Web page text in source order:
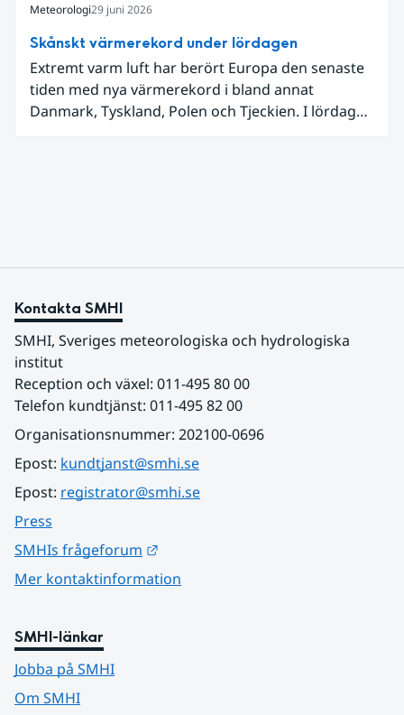
Meteorologi29 juni 2026
Skånskt värmerekord under lördagen
Extremt varm luft har berört Europa den senaste
tiden med nya värmerekord i bland annat
Danmark, Tyskland, Polen och Tjeckien. I lördags
Kontakta SMHI
SMHI, Sveriges meteorologiska och hydrologiska
institut
Reception och växel: 011-495 80 00
Telefon kundtjänst: 011-495 82 00
Organisationsnummer: 202100-0696
Epost: kundtjanst@smhi.se
Epost: registrator@smhi.se
Press
SMHIs frågeforum
Mer kontaktinformation
SMHI-länkar
Jobba på SMHI
Om SMHI